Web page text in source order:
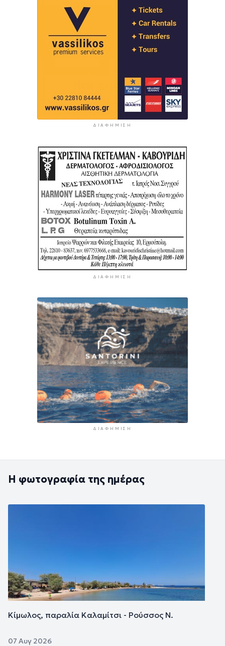
ΔΙΑΦΉΜΙΣΗ
ΔΙΑΦΉΜΙΣΗ
ΔΙΑΦΉΜΙΣΗ
Η φωτογραφία της ημέρας
Κίμωλος, παραλία Καλαμίτσι - Ρούσσος Ν.
07 Αυγ 2026